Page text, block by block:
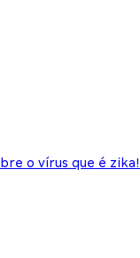
o vírus que é zika!